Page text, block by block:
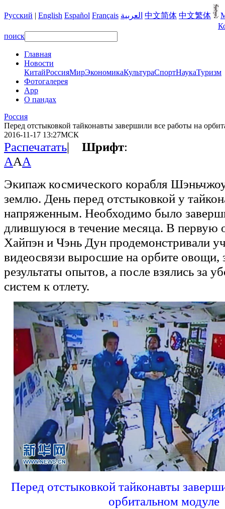
Русский | English Español Français العربية 中文简体 中文繁体
поиск
Главная
Новости
КитайРоссияМирЭкономикаКультураСпортНаукаТуризм
Фотогалерея
App
О пандах
Pоccия
Перед отстыковкой тайконавты завершили все работы на
2016-11-17 13:27МСК
Распечатать| Шрифт:
AAA
Экипаж космического корабля
землю. День перед отстыковкой у
напряженным. Необходимо было
длившуюся в течение месяца. В первую
Хайпэн и Чэнь Дун продемонстривали
видеосвязи выросшие на орбите овощи,
результаты опытов, а после взялись за
систем к отлету.
Перед отстыковкой тайконавты
орбитальном модуле